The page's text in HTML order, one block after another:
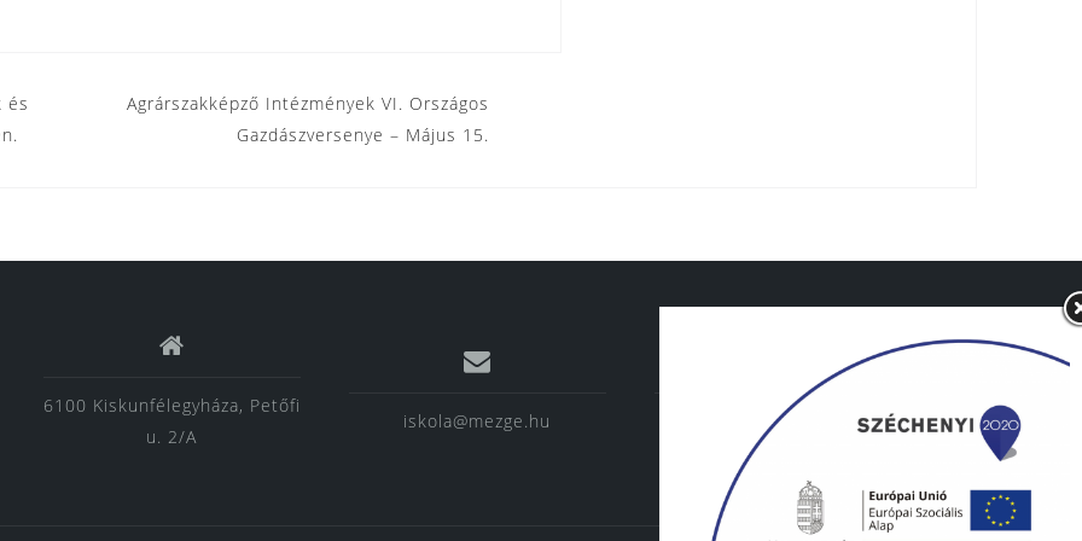
és
Agrárszakképző Intézmények VI. Országos
Gazdászversenye – Május 15.
6100 Kiskunfélegyháza, Petőfi
u. 2/A
iskola@mezge.hu +36 76/461-022